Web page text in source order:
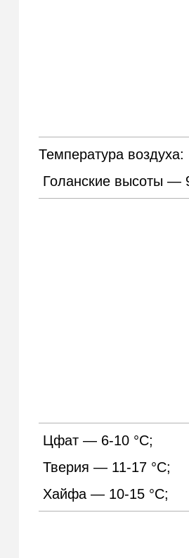
Температура воздуха:
Голанские высоты —
Цфат — 6-10 °С;
Тверия — 11-17 °С;
Хайфа — 10-15 °С;